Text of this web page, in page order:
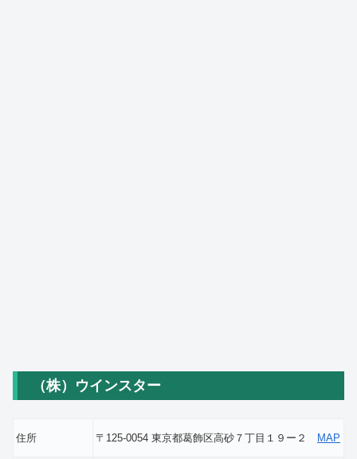
（株）ウインスター
住所 〒125-0054 東京都葛飾区高砂７丁目１９ー２ MAP